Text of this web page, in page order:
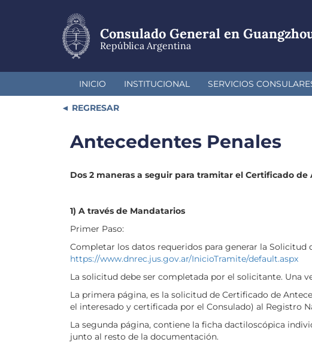
Consulado General en
República Argentina
INICIO INSTITUCIONAL SERVICIOS
REGRESAR
Antecedentes Penales
Dos 2 maneras a seguir para tramitar el Certificado
1) A través de Mandatarios
Primer Paso:
Completar los datos requeridos para generar la Solicitud
https://www.dnrec.jus.gov.ar/InicioTramite/default.aspx
La solicitud debe ser completada por el solicitante. Una
La primera página, es la solicitud de Certificado de
el interesado y certificada por el Consulado) al Registro
La segunda página, contiene la ficha dactiloscópica
junto al resto de la documentación.